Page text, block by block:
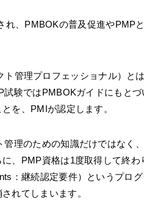
、PMBOKの普及促進やPMP
管理プロフェッショナル）と
験ではPMBOKガイドにもと
を、PMIが認定します。
理のための知識だけではなく
、PMP資格は1度取得して終わ
：継続認定要件）というプロ
れてしまいます。